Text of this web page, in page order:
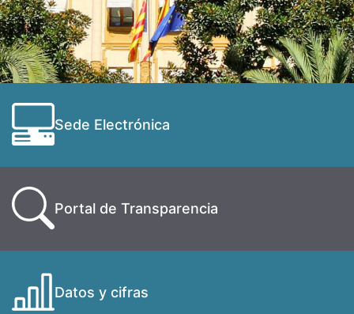
Sede Electrónica
Portal de Transparencia
Datos y cifras